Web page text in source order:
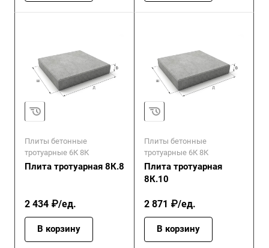
Плиты бетонные
тротуарные 6К 8К
Плита тротуарная 8К.8
2 434 ₽/ед.
В корзину
Плиты бетонные
тротуарные 6К 8К
Плита тротуарная
8К.10
2 871 ₽/ед.
В корзину